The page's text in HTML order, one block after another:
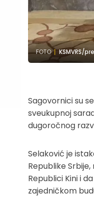
FOTO KSMVRS/
Sagovornici su
sveukupnoj
dugoročnog
Selaković je
Republike
Republici Kini i
zajedničkom